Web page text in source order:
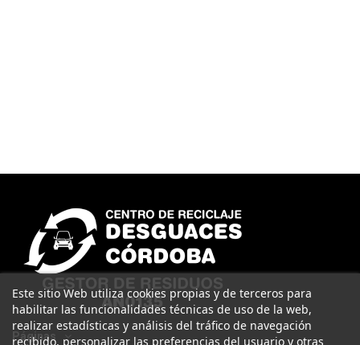
Páginas
Este sitio Web utiliza cookies propias y de terceros para
habilitar las funcionalidades técnicas de uso de la web,
realizar estadísticas y análisis del tráfico de navegación
recibido, personalizar las preferencias del usuario y otras